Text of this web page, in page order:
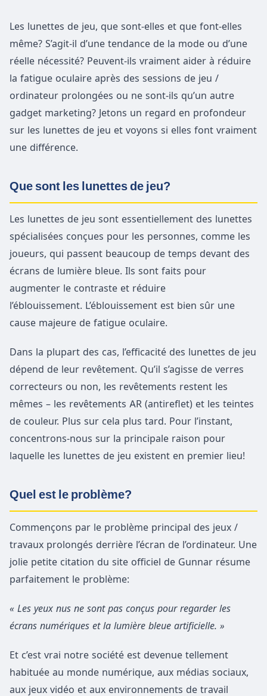
Les lunettes de jeu, que sont-elles et que font-elles
même? S’agit-il d’une tendance de la mode ou d’une
réelle nécessité? Peuvent-ils vraiment aider à réduire
la fatigue oculaire après des sessions de jeu /
ordinateur prolongées ou ne sont-ils qu’un autre
gadget marketing? Jetons un regard en profondeur
sur les lunettes de jeu et voyons si elles font vraiment
une différence.
Que sont les lunettes de jeu?
Les lunettes de jeu sont essentiellement des lunettes
spécialisées conçues pour les personnes, comme les
joueurs, qui passent beaucoup de temps devant des
écrans de lumière bleue. Ils sont faits pour
augmenter le contraste et réduire
l’éblouissement. L’éblouissement est bien sûr une
cause majeure de fatigue oculaire.
Dans la plupart des cas, l’efficacité des lunettes de jeu
dépend de leur revêtement. Qu’il s’agisse de verres
correcteurs ou non, les revêtements restent les
mêmes – les revêtements AR (antireflet) et les teintes
de couleur. Plus sur cela plus tard. Pour l’instant,
concentrons-nous sur la principale raison pour
laquelle les lunettes de jeu existent en premier lieu!
Quel est le problème?
Commençons par le problème principal des jeux /
travaux prolongés derrière l’écran de l’ordinateur. Une
jolie petite citation du site officiel de Gunnar résume
parfaitement le problème:
« Les yeux nus ne sont pas conçus pour regarder les
écrans numériques et la lumière bleue artificielle. »
Et c’est vrai notre société est devenue tellement
habituée au monde numérique, aux médias sociaux,
aux jeux vidéo et aux environnements de travail